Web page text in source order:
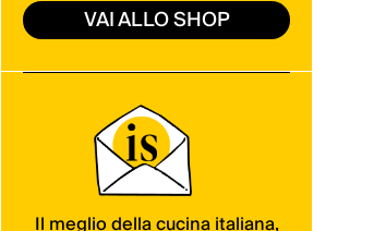
VAI ALLO SHOP
Il meglio della cucina italiana,